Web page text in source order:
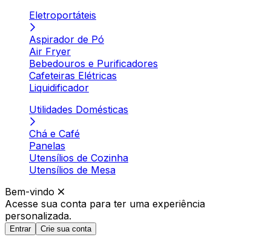
Eletroportáteis
Aspirador de Pó
Air Fryer
Bebedouros e Purificadores
Cafeteiras Elétricas
Liquidificador
Utilidades Domésticas
Chá e Café
Panelas
Utensílios de Cozinha
Utensílios de Mesa
Bem-vindo
Acesse sua conta para ter uma experiência
personalizada.
Entrar Crie sua conta